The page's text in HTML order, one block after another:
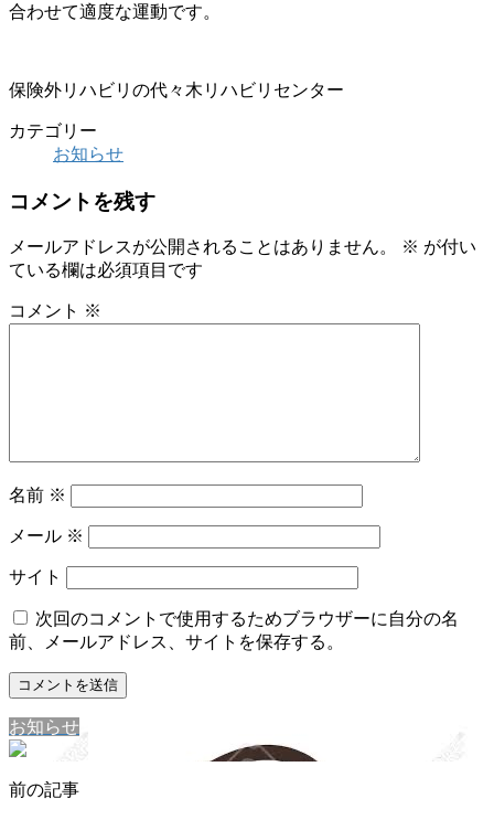
合わせて適度な運動です。
保険外リハビリの代々木リハビリセンター
カテゴリー
お知らせ
コメントを残す
メールアドレスが公開されることはありません。 ※ が付い
ている欄は必須項目です
コメント ※
名前 ※
メール ※
サイト
次回のコメントで使用するためブラウザーに自分の名
前、メールアドレス、サイトを保存する。
お知らせ
前の記事